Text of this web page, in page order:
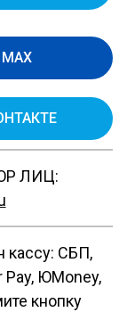
ЛИЦ:
кассу: СБП,
Pay, ЮMoney,
кнопку